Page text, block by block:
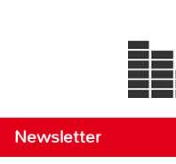
Newsletter